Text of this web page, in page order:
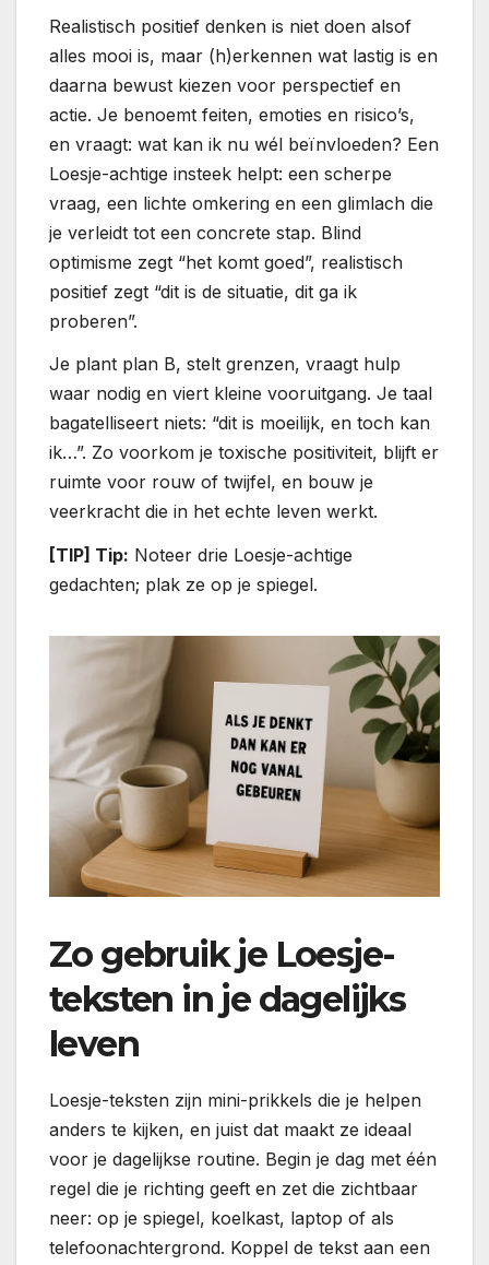
Realistisch positief denken is niet doen alsof
alles mooi is, maar (h)erkennen wat lastig is en
daarna bewust kiezen voor perspectief en
actie. Je benoemt feiten, emoties en risico’s,
en vraagt: wat kan ik nu wél beïnvloeden? Een
Loesje-achtige insteek helpt: een scherpe
vraag, een lichte omkering en een glimlach die
je verleidt tot een concrete stap. Blind
optimisme zegt “het komt goed”, realistisch
positief zegt “dit is de situatie, dit ga ik
proberen”.
Je plant plan B, stelt grenzen, vraagt hulp
waar nodig en viert kleine vooruitgang. Je taal
bagatelliseert niets: “dit is moeilijk, en toch kan
ik…”. Zo voorkom je toxische positiviteit, blijft er
ruimte voor rouw of twijfel, en bouw je
veerkracht die in het echte leven werkt.
[TIP] Tip: Noteer drie Loesje-achtige
gedachten; plak ze op je spiegel.
Zo gebruik je Loesje-
teksten in je dagelijks
leven
Loesje-teksten zijn mini-prikkels die je helpen
anders te kijken, en juist dat maakt ze ideaal
voor je dagelijkse routine. Begin je dag met één
regel die je richting geeft en zet die zichtbaar
neer: op je spiegel, koelkast, laptop of als
telefoonachtergrond. Koppel de tekst aan een